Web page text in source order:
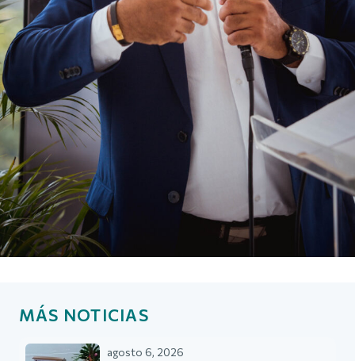
MÁS NOTICIAS
agosto 6, 2026